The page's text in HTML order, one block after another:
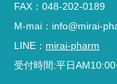
FAX：048-202-0189
M-mai：info@mirai-
LINE： mirai-pharm
受付時間:平日